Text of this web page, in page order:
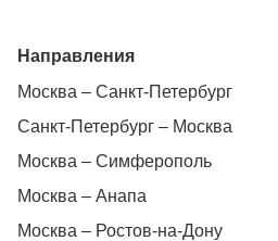
Направления
Москва – Санкт-Петербург
Санкт-Петербург – Москва
Москва – Симферополь
Москва – Анапа
Москва – Ростов-на-Дону